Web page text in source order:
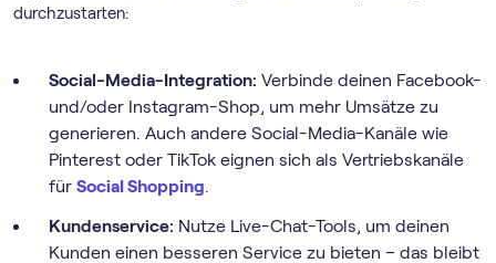
durchzustarten:
Social-Media-Integration: Verbinde deinen Facebook-
und/oder Instagram-Shop, um mehr Umsätze zu
generieren. Auch andere Social-Media-Kanäle wie
Pinterest oder TikTok eignen sich als Vertriebskanäle
für Social Shopping.
Kundenservice: Nutze Live-Chat-Tools, um deinen
Kunden einen besseren Service zu bieten – das bleibt